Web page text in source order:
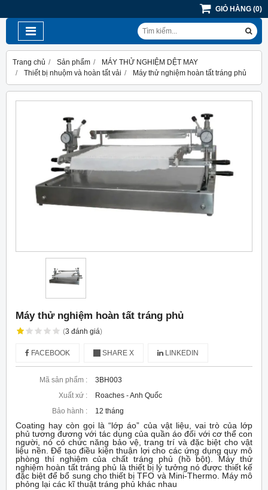
GIỎ HÀNG (0)
Trang chủ Sản phẩm
MÁY THỬ NGHIỆM DỆT MAY
Thiết bị nhuộm và hoàn tất vải
Máy thử nghiệm hoàn tất tráng phủ
Máy thử nghiệm hoàn tất tráng phủ
(3 đánh giá)
FACEBOOK SHARE X LINKEDIN
Mã sản phẩm :
3BH003
Xuất xứ :
Roaches - Anh Quốc
Bảo hành :
12 tháng
Coating hay còn gọi là “lớp áo” của vật liệu, vai trò của lớp
phủ tương đương với tác dụng của quần áo đối với cơ thể con
người, nó có chức năng bảo vệ, trang trí và đặc biệt cho vật
liệu nền. Để tạo điều kiện thuận lợi cho các ứng dụng quy mô
phòng thí nghiệm của chất tráng phủ (hồ bột). Máy thử
nghiệm hoàn tất tráng phủ là thiết bị lý tưởng nó được thiết kế
đặc biệt để bổ sung cho thiết bị TFO và Mini-Thermo. Máy mô
phỏng lại các kĩ thuật tráng phủ khác nhau